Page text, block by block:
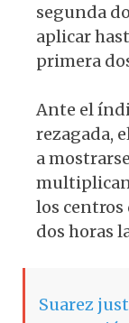
segunda
aplicar
primera
Ante el
rezagada,
a
los centros
dos horas
Suarez